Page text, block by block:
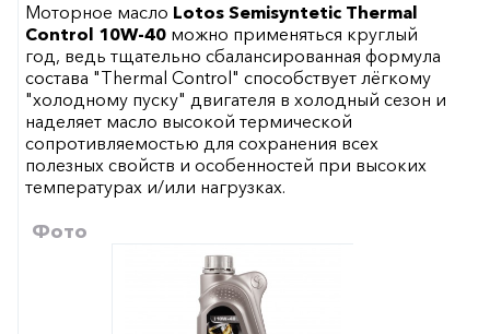
Моторное масло Lotos Semisyntetic Thermal
Control 10W-40можно применяться круглый
год, ведь тщательно сбалансированная формула
состава "Thermal Control" способствует лёгкому
"холодному пуску" двигателя в холодный сезон и
наделяет масло высокой термической
сопротивляемостью для сохранения всех
полезных свойств и особенностей при высоких
температурах и/или нагрузках.
Фото